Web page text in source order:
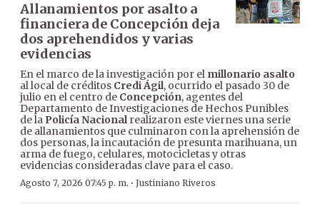
Allanamientos por asalto a
financiera de Concepción deja
dos aprehendidos y varias
evidencias
En el marco de la investigación por el millonario asalto
al local de créditos Credi Ágil, ocurrido el pasado 30 de
julio en el centro de Concepción, agentes del
Departamento de Investigaciones de Hechos Punibles
de la Policía Nacionalrealizaron este viernes una serie
de allanamientos que culminaron con la aprehensión de
dos personas, la incautación de presunta marihuana, un
arma de fuego, celulares, motocicletas y otras
evidencias consideradas clave para el caso.
Agosto 7, 2026 07:45 p. m. · Justiniano Riveros